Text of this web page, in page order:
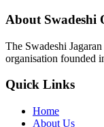
About Swadeshi
The Swadeshi
organisation founded
Quick Links
Home
About Us